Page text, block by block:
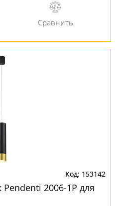
153142
2006-1P для